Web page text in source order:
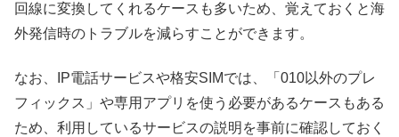
回線に変換してくれるケースも多いため、覚えておくと海
外発信時のトラブルを減らすことができます。
なお、IP電話サービスや格安SIMでは、「010以外のプレ
フィックス」や専用アプリを使う必要があるケースもある
ため、利用しているサービスの説明を事前に確認しておく